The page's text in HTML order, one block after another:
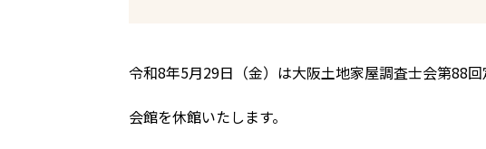
令和8年5月29日（金）は大阪土地家屋調査士会第88回
会館を休館いたします。